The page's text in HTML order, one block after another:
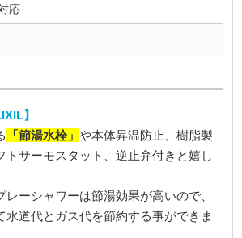
応
】
「節湯水栓」や本体昇温防止、樹脂製
トサーモスタット、逆止弁付きと嬉し
レーシャワーは節湯効果が高いので、
水道代とガス代を節約する事ができま